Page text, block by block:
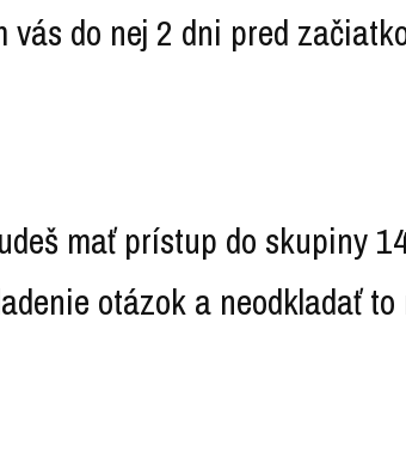
do nej 2 dni pred
mať prístup do skupiny
otázok a neodkladať